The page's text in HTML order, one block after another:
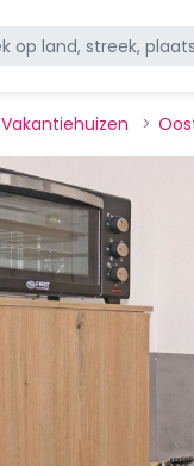
Vakantiehuizen